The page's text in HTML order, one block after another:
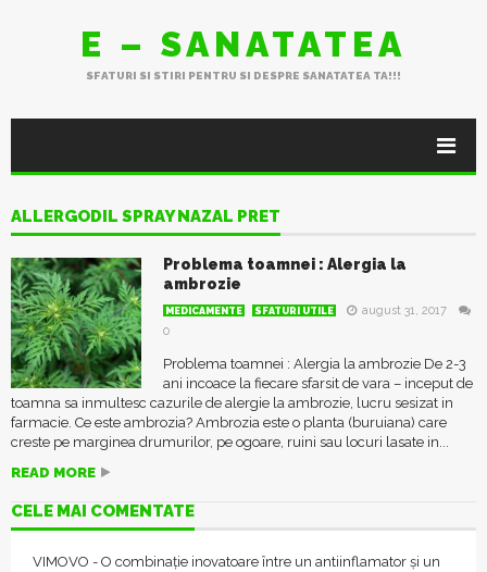
E – SANATATEA
SFATURI SI STIRI PENTRU SI DESPRE SANATATEA TA!!!
ALLERGODIL SPRAY NAZAL PRET
Problema toamnei : Alergia la
ambrozie
MEDICAMENTE SFATURI UTILE
august 31, 2017
0
Problema toamnei : Alergia la ambrozie De 2-3
ani incoace la fiecare sfarsit de vara – inceput de
toamna sa inmultesc cazurile de alergie la ambrozie, lucru sesizat in
farmacie. Ce este ambrozia? Ambrozia este o planta (buruiana) care
creste pe marginea drumurilor, pe ogoare, ruini sau locuri lasate in...
READ MORE
CELE MAI COMENTATE
VIMOVO - O combinație inovatoare între un antiinflamator și un